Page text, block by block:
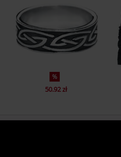
%
50.92 zł